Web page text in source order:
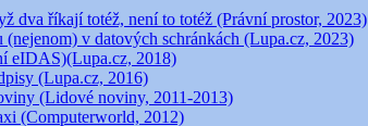
dva říkají totéž, není to totéž (Právní prostor, 2023)
v datových schránkách (Lupa.cz, 2023)
eIDAS)(Lupa.cz, 2018)
(Lupa.cz, 2016)
(Lidové noviny, 2011-2013)
(Computerworld, 2012)